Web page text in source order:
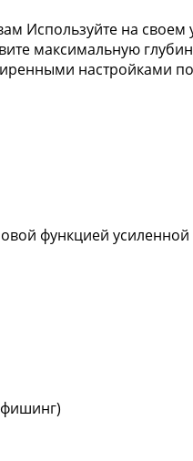
Используйте на своем
максимальную
настройками
функцией